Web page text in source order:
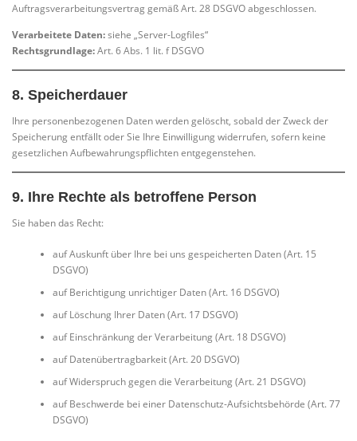
Auftragsverarbeitungsvertrag gemäß Art. 28 DSGVO abgeschlossen.
Verarbeitete Daten:siehe „Server-Logfiles“
Rechtsgrundlage:Art. 6 Abs. 1 lit. f DSGVO
8. Speicherdauer
Ihre personenbezogenen Daten werden gelöscht, sobald der Zweck der
Speicherung entfällt oder Sie Ihre Einwilligung widerrufen, sofern keine
gesetzlichen Aufbewahrungspflichten entgegenstehen.
9. Ihre Rechte als betroffene Person
Sie haben das Recht:
auf Auskunft über Ihre bei uns gespeicherten Daten (Art. 15
DSGVO)
auf Berichtigung unrichtiger Daten (Art. 16 DSGVO)
auf Löschung Ihrer Daten (Art. 17 DSGVO)
auf Einschränkung der Verarbeitung (Art. 18 DSGVO)
auf Datenübertragbarkeit (Art. 20 DSGVO)
auf Widerspruch gegen die Verarbeitung (Art. 21 DSGVO)
auf Beschwerde bei einer Datenschutz-Aufsichtsbehörde (Art. 77
DSGVO)